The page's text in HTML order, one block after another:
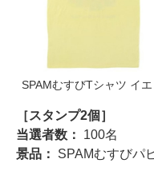
SPAMむすびTシャツ イ
［スタンプ2個］
当選者数： 100名
景品： SPAMむすびパ